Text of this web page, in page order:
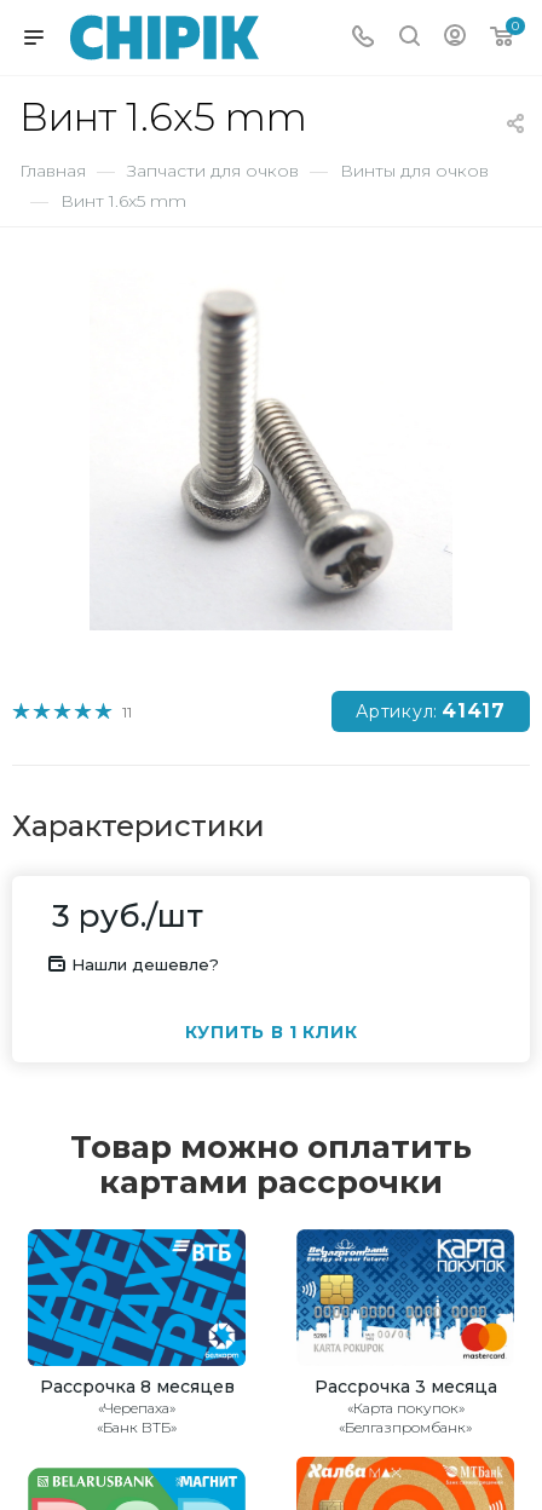
0
Винт 1.6x5 mm
Главная — Запчасти для очков — Винты для очков
— Винт 1.6x5 mm
11 Артикул: 41417
Характеристики
3 руб./шт
Нашли дешевле?
КУПИТЬ В 1 КЛИК
Товар можно оплатить
картами рассрочки
Рассрочка 8 месяцев
«Черепаха»
«Банк ВТБ»
Рассрочка 3 месяца
«Карта покупок»
«Белгазпромбанк»